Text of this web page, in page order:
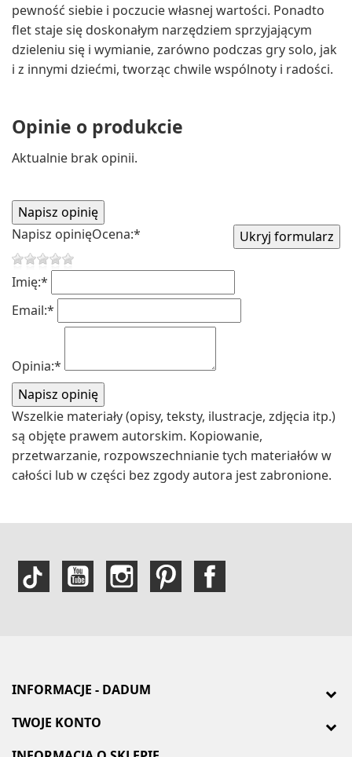
pewność siebie i poczucie własnej wartości. Ponadto
flet staje się doskonałym narzędziem sprzyjającym
dzieleniu się i wymianie, zarówno podczas gry solo, jak
i z innymi dziećmi, tworząc chwile wspólnoty i radości.
Opinie o produkcie
Aktualnie brak opinii.
Napisz opinięOcena:*
Imię:*
Email:*
Opinia:*
Wszelkie materiały (opisy, teksty, ilustracje, zdjęcia itp.)
są objęte prawem autorskim. Kopiowanie,
przetwarzanie, rozpowszechnianie tych materiałów w
całości lub w części bez zgody autora jest zabronione.
INFORMACJE - DADUM
TWOJE KONTO